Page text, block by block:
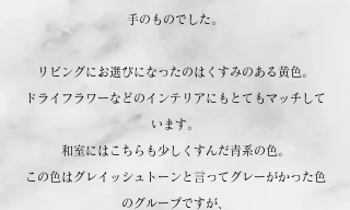
手のものでした。
リビングにお選びになったのはくすみのある黄色。
ドライフラワーなどのインテリアにもとてもマッチして
います。
和室にはこちらも少しくすんだ青系の色。
この色はグレイッシュトーンと言ってグレーがかった色
のグループですが、